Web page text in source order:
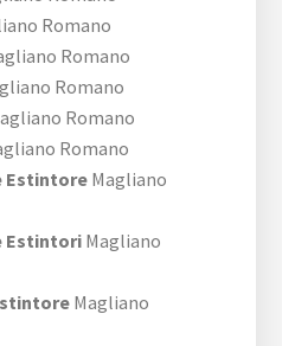
Romano
Romano
Romano
Romano
Romano
EstintoreMagliano
EstintoriMagliano
Magliano